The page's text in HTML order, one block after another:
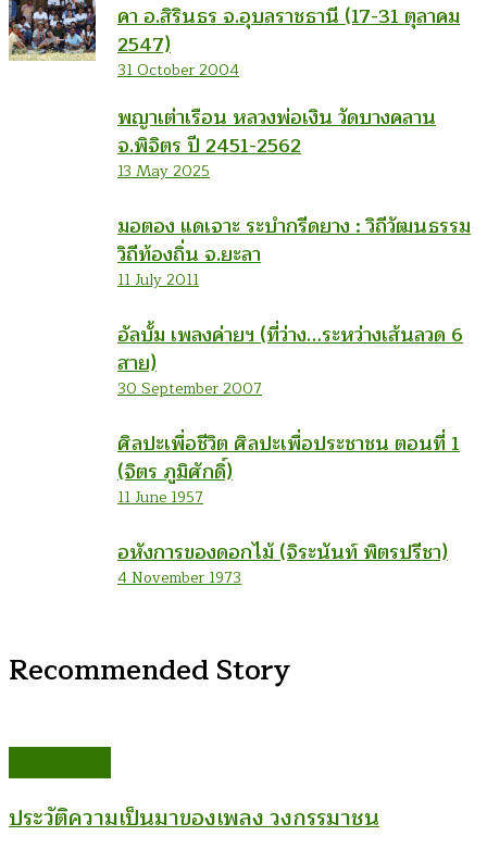
คา อ.สิรินธร จ.อุบลราชธานี (17-31 ตุลาคม
2547)
31 October 2004
พญาเต่าเรือน หลวงพ่อเงิน วัดบางคลาน
จ.พิจิตร ปี 2451-2562
13 May 2025
มอตอง แดเจาะ ระบำกรีดยาง : วิถีวัฒนธรรม
วิถีท้องถิ่น จ.ยะลา
11 July 2011
อัลบั้ม เพลงค่ายฯ (ที่ว่าง…ระหว่างเส้นลวด 6
สาย)
30 September 2007
ศิลปะเพื่อชีวิต ศิลปะเพื่อประชาชน ตอนที่ 1
(จิตร ภูมิศักดิ์)
11 June 1957
อหังการของดอกไม้ (จิระนันท์ พิตรปรีชา)
4 November 1973
Recommended Story
ประวัติความเป็นมาของเพลง วงกรรมาชน